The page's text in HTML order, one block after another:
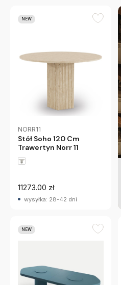
NEW
NORR11
Stół Soho 120 Cm
Trawertyn Norr 11
11273.00 zł
wysyłka: 28-42 dni
NEW